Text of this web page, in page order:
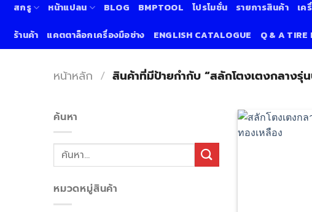
สกรู หน้าแปลน BLOG BMPTOOL โปรโมชั่น รายการสินค้า เค
ร้านค้า แคตตาล็อกเครื่องมือช่าง ENGLISH CATALOGUE Q & A TIRE
หน้าหลัก / สินค้าที่มีป้ายกำกับ “สลักโตงเตงกลางรุ่
ค้นหา
ค้นหา:
หมวดหมู่สินค้า